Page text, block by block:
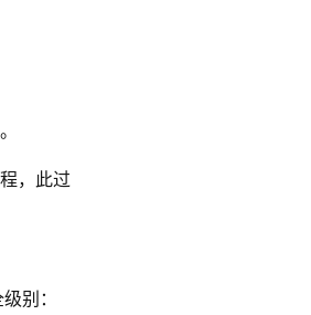
，此过
别：